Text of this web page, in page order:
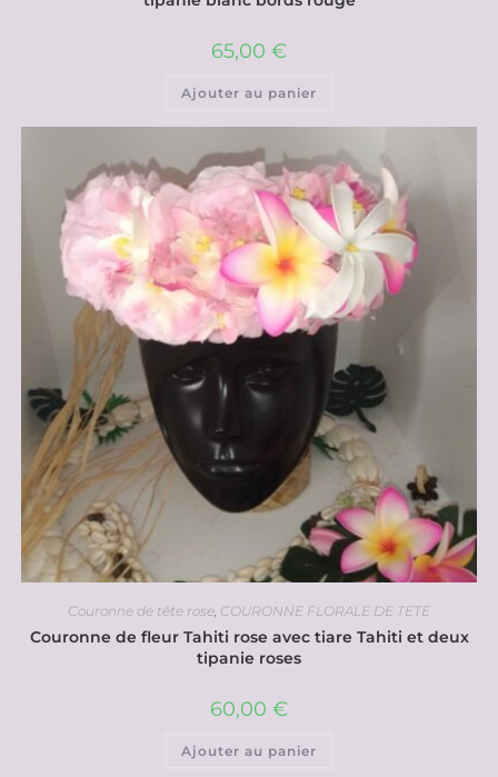
65,00 €
Ajouter au panier
Couronne de tête rose, COURONNE FLORALE DE TETE
Couronne de fleur Tahiti rose avec tiare Tahiti et deux
tipanie roses
60,00 €
Ajouter au panier